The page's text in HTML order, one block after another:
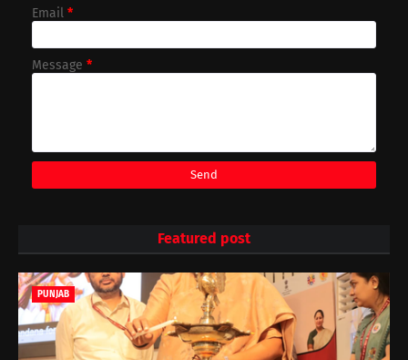
Email *
Message *
Featured post
PUNJAB